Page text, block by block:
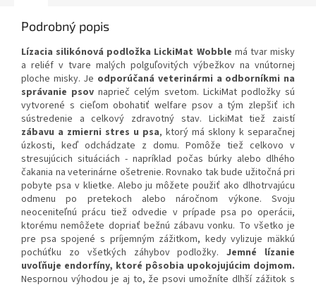
Podrobný popis
Lízacia silikónová podložka LickiMat Wobble má tvar misky
a reliéf v tvare malých polguľovitých výbežkov na vnútornej
ploche misky. Je odporúčaná veterinármi a odborníkmi na
správanie psov naprieč celým svetom. LickiMat podložky sú
vytvorené s cieľom obohatiť welfare psov a tým zlepšiť ich
sústredenie a celkový zdravotný stav. LickiMat tiež zaistí
zábavu a zmierni stres u psa, ktorý má sklony k separačnej
úzkosti, keď odchádzate z domu. Pomôže tiež celkovo v
stresujúcich situáciách - napríklad počas búrky alebo dlhého
čakania na veterinárne ošetrenie. Rovnako tak bude užitočná pri
pobyte psa v klietke. Alebo ju môžete použiť ako dlhotrvajúcu
odmenu po pretekoch alebo náročnom výkone. Svoju
neoceniteľnú prácu tiež odvedie v prípade psa po operácii,
ktorému nemôžete dopriať bežnú zábavu vonku. To všetko je
pre psa spojené s príjemným zážitkom, kedy vylizuje mäkkú
pochúťku zo všetkých záhybov podložky.Jemné lízanie
uvoľňuje endorfíny, ktoré pôsobia upokojujúcim dojmom.
Nespornou výhodou je aj to, že psovi umožníte dlhší zážitok s